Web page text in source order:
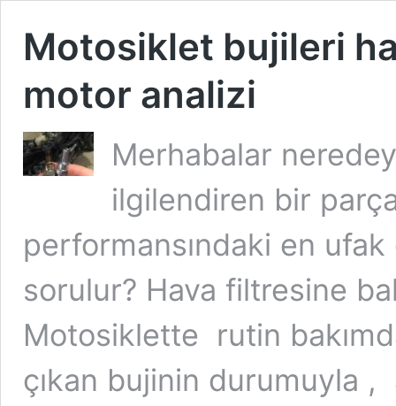
Motosiklet bujileri
motor analizi
Merhabalar
ilgilendiren bir
performansındaki en
sorulur? Hava filtresine
Motosiklette rutin
çıkan bujinin durumuyla